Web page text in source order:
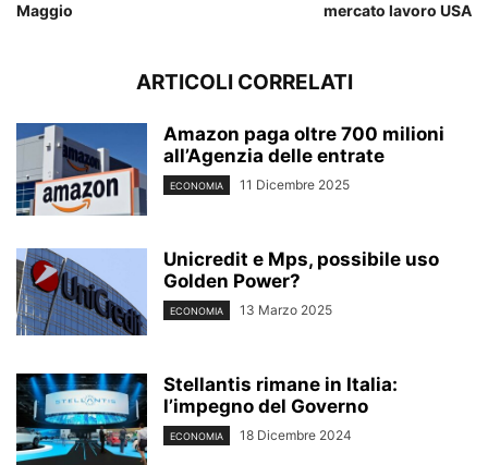
Maggio
mercato lavoro USA
ARTICOLI CORRELATI
Amazon paga oltre 700 milioni
all’Agenzia delle entrate
ECONOMIA 11 Dicembre 2025
Unicredit e Mps, possibile uso
Golden Power?
ECONOMIA 13 Marzo 2025
Stellantis rimane in Italia:
l’impegno del Governo
ECONOMIA 18 Dicembre 2024